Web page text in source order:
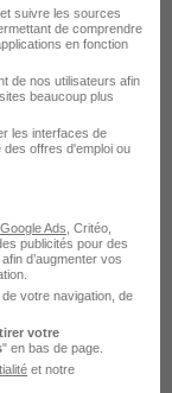
F
il y a 1 jour
suivre les sources
de comprendre
en fonction
de nos utilisateurs afin
beaucoup plus
les interfaces de
offres d'emploi ou
Google Ads , Critéo,
publicités pour des
d’augmenter vos
votre navigation, de
votre
" en bas de page.
et notre